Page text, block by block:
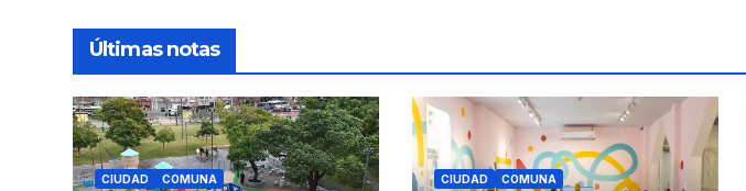
Últimas notas
CIUDAD COMUNA CIUDAD COMUNA